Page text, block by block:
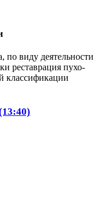
виду деятельности
реставрация пухо-
классификации